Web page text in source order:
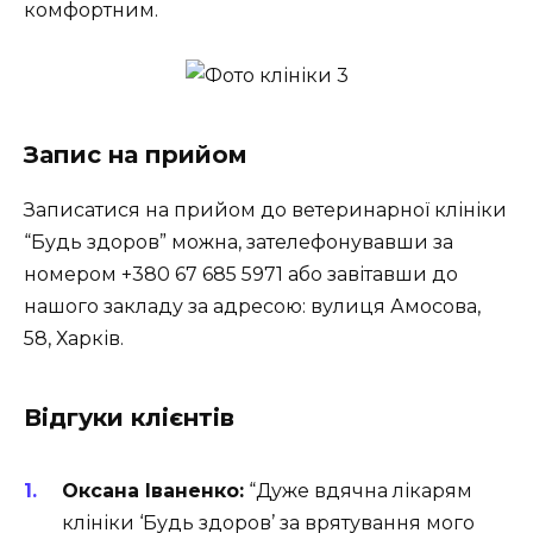
комфортним.
Запис на прийом
Записатися на прийом до ветеринарної клініки
“Будь здоров” можна, зателефонувавши за
номером +380 67 685 5971 або завітавши до
нашого закладу за адресою: вулиця Амосова,
58, Харків.
Відгуки клієнтів
Оксана Іваненко: “Дуже вдячна лікарям
клініки ‘Будь здоров’ за врятування мого